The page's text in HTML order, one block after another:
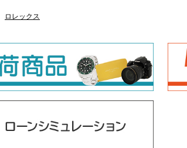
ロレックス